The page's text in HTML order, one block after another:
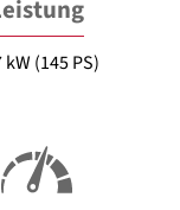
kW (145 PS)